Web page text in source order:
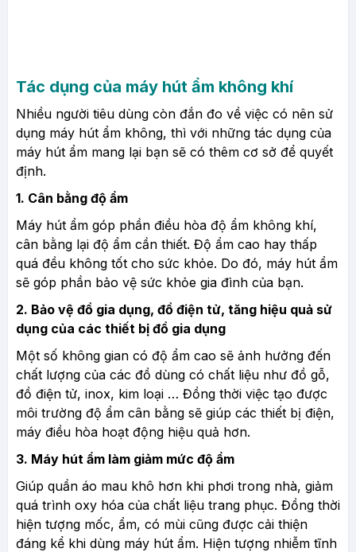
Tác dụng của máy hút ẩm không khí
Nhiều người tiêu dùng còn đắn đo về việc có nên sử
dụng máy hút ẩm không, thì với những tác dụng của
máy hút ẩm mang lại bạn sẽ có thêm cơ sở để quyết
định.
1. Cân bằng độ ẩm
Máy hút ẩm góp phần điều hòa độ ẩm không khí,
cân bằng lại độ ẩm cần thiết. Độ ẩm cao hay thấp
quá đều không tốt cho sức khỏe. Do đó, máy hút ẩm
sẽ góp phần bảo vệ sức khỏe gia đình của bạn.
2. Bảo vệ đồ gia dụng, đồ điện tử, tăng hiệu quả sử
dụng của các thiết bị đồ gia dụng
Một số không gian có độ ẩm cao sẽ ảnh hưởng đến
chất lượng của các đồ dùng có chất liệu như đồ gỗ,
đồ điện tử, inox, kim loại … Đồng thời việc tạo được
môi trường độ ẩm cân bằng sẽ giúp các thiết bị điện,
máy điều hòa hoạt động hiệu quả hơn.
3. Máy hút ẩm làm giảm mức độ ẩm
Giúp quần áo mau khô hơn khi phơi trong nhà, giảm
quá trình oxy hóa của chất liệu trang phục. Đồng thời
hiện tượng mốc, ẩm, có mùi cũng được cải thiện
đáng kể khi dùng máy hút ẩm. Hiện tượng nhiễm tĩnh